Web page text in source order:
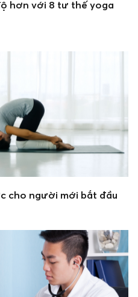
hơn với 8 tư thế yoga
cho người mới bắt đầu